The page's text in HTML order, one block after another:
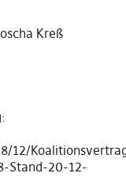
Kreß
12/
Stand-20-12-